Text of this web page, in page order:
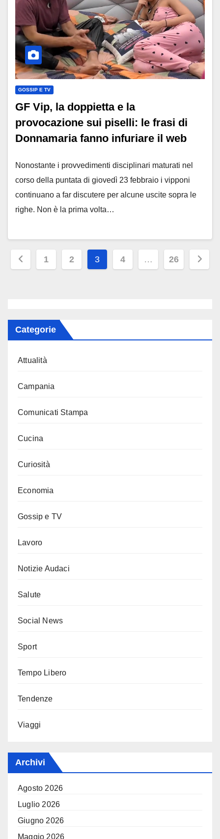
GOSSIP E TV
GF Vip, la doppietta e la
provocazione sui piselli: le frasi di
Donnamaria fanno infuriare il web
Nonostante i provvedimenti disciplinari maturati nel
corso della puntata di giovedì 23 febbraio i vipponi
continuano a far discutere per alcune uscite sopra le
righe. Non è la prima volta…
Paginazione
1 2 3 4 … 26
Categorie
Attualità
Campania
Comunicati Stampa
Cucina
Curiosità
Economia
Gossip e TV
Lavoro
Notizie Audaci
Salute
Social News
Sport
Tempo Libero
Tendenze
Viaggi
Archivi
Agosto 2026
Luglio 2026
Giugno 2026
Maggio 2026